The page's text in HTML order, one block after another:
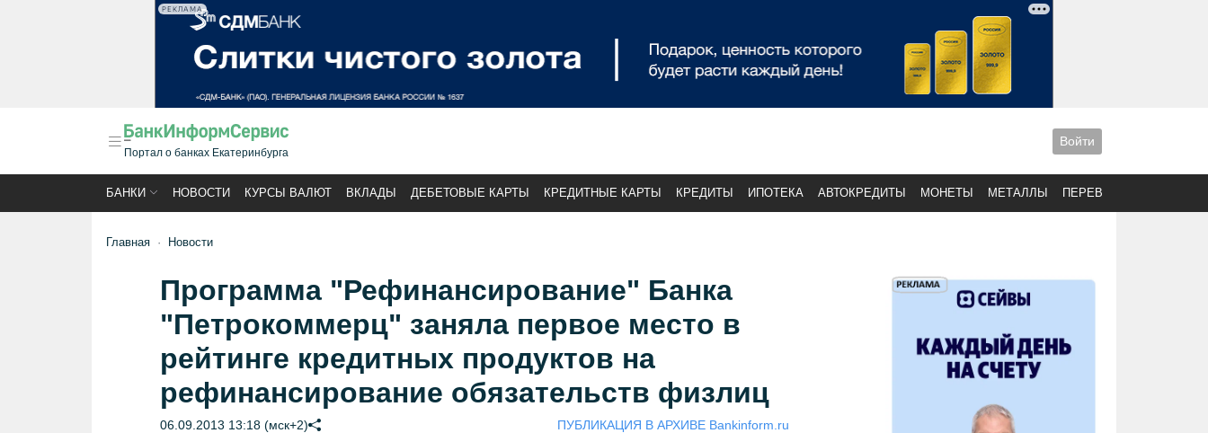
РЕКЛАМА
Портал о банках Екатеринбурга
Войти
БАНКИ НОВОСТИ КУРСЫ ВАЛЮТ ВКЛАДЫ ДЕБЕТОВЫЕ КАРТЫ КРЕДИТНЫЕ КАРТЫ КРЕДИТЫ ИПОТЕКА АВТОКРЕДИТЫ МОНЕТЫ МЕТАЛЛЫ ПЕРЕВОДЫ
Главная Новости
Программа "Рефинансирование" Банка
"Петрокоммерц" заняла первое место в
рейтинге кредитных продуктов на
рефинансирование обязательств физлиц
06.09.2013 13:18 (мск+2) ПУБЛИКАЦИЯ В АРХИВЕ Bankinform.ru